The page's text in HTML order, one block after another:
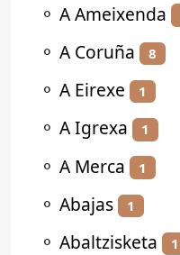
⚬ A Ameixenda
⚬ A Coruña 8
⚬ A Eirexe 1
⚬ A Igrexa 1
⚬ A Merca 1
⚬ Abajas 1
⚬ Abaltzisketa 1